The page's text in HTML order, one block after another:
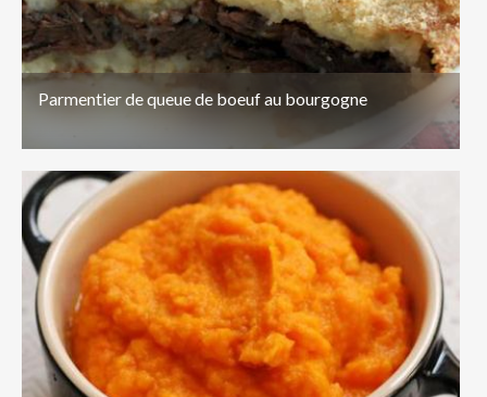
Parmentier de queue de boeuf au bourgogne